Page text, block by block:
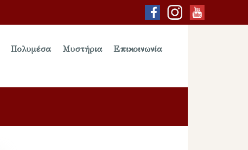
Πολυμέσα Μυστήρια Επικοινωνία